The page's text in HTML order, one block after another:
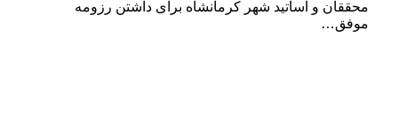
محققان و اساتید شهر کرمانشاه برای داشتن رزومه
موفق…